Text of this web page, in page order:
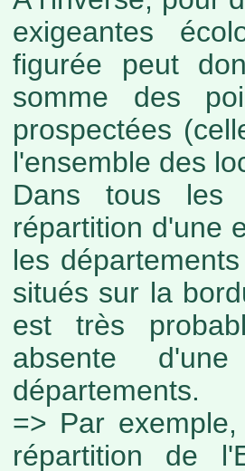
exigeantes
figurée peut
somme des
prospectées
l'ensemble des
Dans tous les
répartition d'une
les
situés sur la
est très
absente
départements.
=> Par
répartition de